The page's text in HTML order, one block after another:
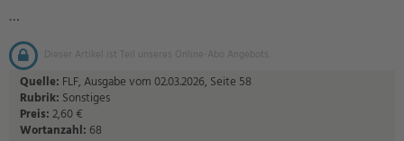
…
Dieser Artikel ist Teil unseres Online-Abo Angebots.
Quelle: FLF, Ausgabe vom 02.03.2026, Seite 58
Rubrik: Sonstiges
Preis:2,60 €
Wortanzahl: 68